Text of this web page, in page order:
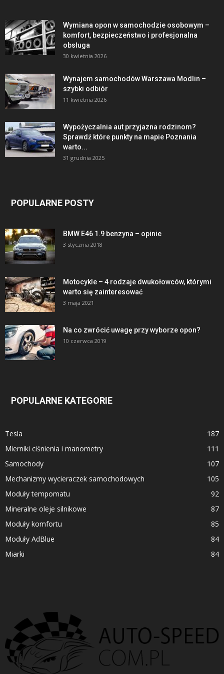
Wymiana opon w samochodzie osobowym –
komfort, bezpieczeństwo i profesjonalna
obsługa
30 kwietnia 2026
Wynajem samochodów Warszawa Modlin –
szybki odbiór
11 kwietnia 2026
Wypożyczalnia aut przyjazna rodzinom?
Sprawdź które punkty na mapie Poznania
warto...
31 grudnia 2025
POPULARNE POSTY
BMW E46 1.9 benzyna – opinie
3 stycznia 2018
Motocykle – 4 rodzaje dwukołowców, którymi
warto się zainteresować
3 maja 2021
Na co zwrócić uwagę przy wyborze opon?
10 czerwca 2019
POPULARNE KATEGORIE
Tesla
187
Mierniki ciśnienia i manometry
111
Samochody
107
Mechanizmy wycieraczek samochodowych
105
Moduły tempomatu
92
Mineralne oleje silnikowe
87
Moduły komfortu
85
Moduły AdBlue
84
Miarki
84